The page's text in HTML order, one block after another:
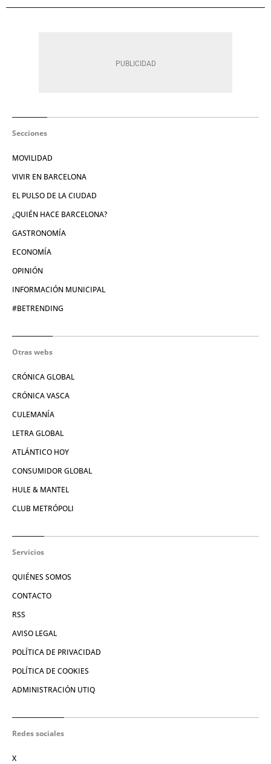
Secciones
MOVILIDAD
VIVIR EN BARCELONA
EL PULSO DE LA CIUDAD
¿QUIÉN HACE BARCELONA?
GASTRONOMÍA
ECONOMÍA
OPINIÓN
INFORMACIÓN MUNICIPAL
#BETRENDING
Otras webs
CRÓNICA GLOBAL
CRÓNICA VASCA
CULEMANÍA
LETRA GLOBAL
ATLÁNTICO HOY
CONSUMIDOR GLOBAL
HULE & MANTEL
CLUB METRÓPOLI
Servicios
QUIÉNES SOMOS
CONTACTO
RSS
AVISO LEGAL
POLÍTICA DE PRIVACIDAD
POLÍTICA DE COOKIES
ADMINISTRACIÓN UTIQ
Redes sociales
X